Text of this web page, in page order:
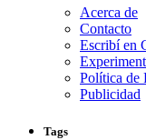
Acerca de
Contacto
Escribí en
Política de
Publicidad
Tags